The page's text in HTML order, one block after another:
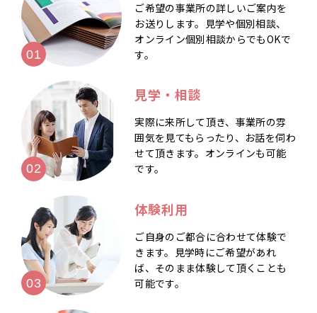
ご希望の事業所の詳しいご案内を
お送りします。見学や個別相談、
オンライン個別相談からでもOKで
す。
見学・相談
実際に来所して頂き、事業所の雰
囲気を見てもらったり、お話を伺わ
せて頂きます。オンラインも可能
です。
体験利用
ご自身のご都合に合わせて体験で
きます。見学時にご希望があれ
ば、そのまま体験して頂くことも
可能です。